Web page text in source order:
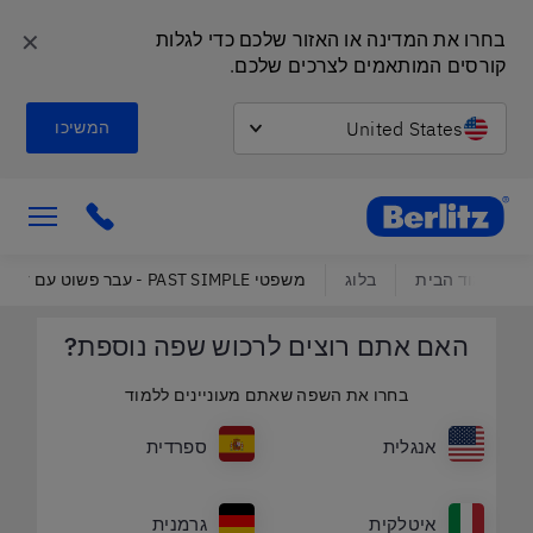
בחרו את המדינה או האזור שלכם כדי לגלות
קורסים המותאמים לצרכים שלכם.
United States המשיכו
✕
Berlitz Israel
to call
עמוד הבית בלוג משפטי PAST SIMPLE - עבר פשוט עם דוגמאות: מדריך כיפי בדקדוק באנגלית
האם אתם רוצים לרכוש שפה נוספת?
בחרו את השפה שאתם מעוניינים ללמוד
אנגלית ספרדית
איטלקית גרמנית